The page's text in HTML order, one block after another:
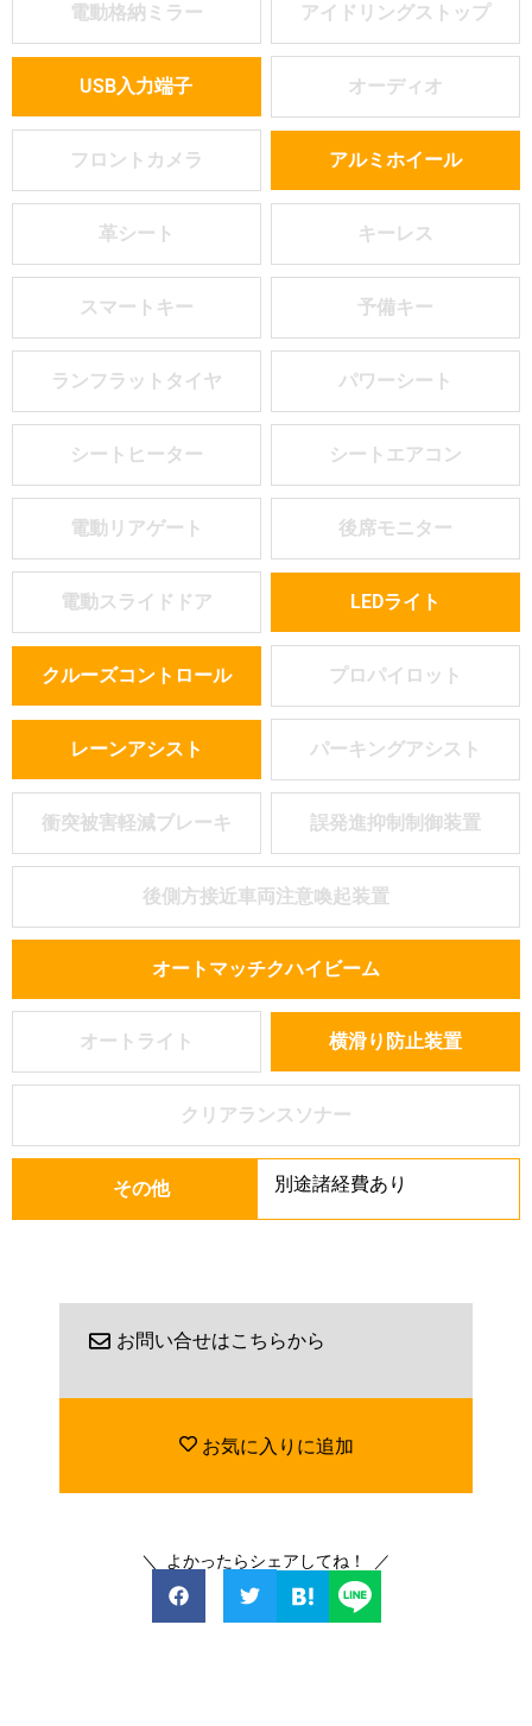
電動格納ミラー アイドリングストップ
USB入力端子 オーディオ
フロントカメラ アルミホイール
革シート キーレス
スマートキー 予備キー
ランフラットタイヤ パワーシート
シートヒーター シートエアコン
電動リアゲート 後席モニター
電動スライドドア LEDライト
クルーズコントロール プロパイロット
レーンアシスト パーキングアシスト
衝突被害軽減ブレーキ 誤発進抑制制御装置
後側方接近車両注意喚起装置
オートマッチクハイビーム
オートライト 横滑り防止装置
クリアランスソナー
その他 別途諸経費あり
お問い合せはこちらから
お気に入りに追加
＼ よかったらシェアしてね！ ／